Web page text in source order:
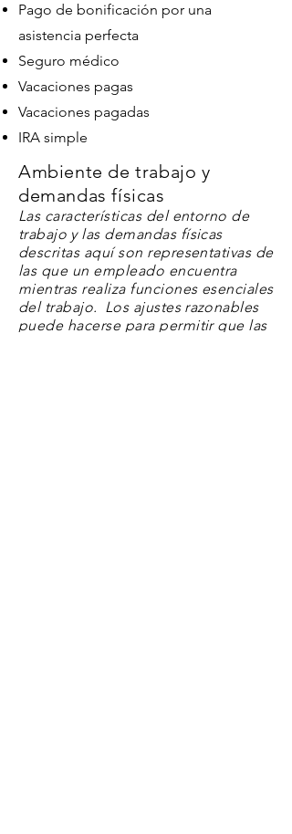
Pago de bonificación por una
asistencia perfecta
Seguro médico
Vacaciones pagas
Vacaciones pagadas
IRA simple
Ambiente de trabajo y
demandas físicas
Las características del entorno de
trabajo y las demandas físicas
descritas aquí son representativas de
las que un empleado encuentra
mientras realiza funciones esenciales
del trabajo. Los ajustes razonables
puede hacerse para permitir que las